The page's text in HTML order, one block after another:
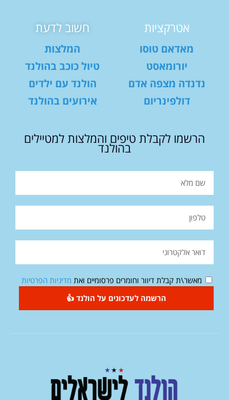
אטרקציות
מאדאם טוסו
יורומאסט
נדנדה מצפה אדם
דולפינריום
חשוב לדעת
המלצות
טיול כוכב בהולנד
הולנד עם ילדים
אירועים בהולנד
הרשמו לקבלת טיפים והמלצות למטיילים
בהולנד
מאשר\ת קבלת דיוור וחומרים פרסומיים ואת מדיניות הפרטיות
הרשמה לעדכונים על הולנד 👍